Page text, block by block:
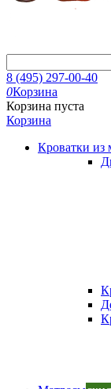
8 (495) 297-00-40
0Корзина
Корзина пуста
Корзина
Кроватки из